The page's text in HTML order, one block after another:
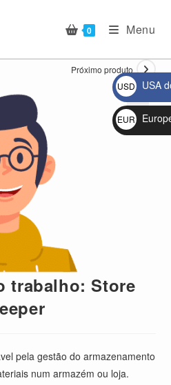
0 Menu
Próximo produto
🔍
trabalho: Store
pela gestão do armazenamento
num armazém ou loja.
USD
$
USA
EUR
€